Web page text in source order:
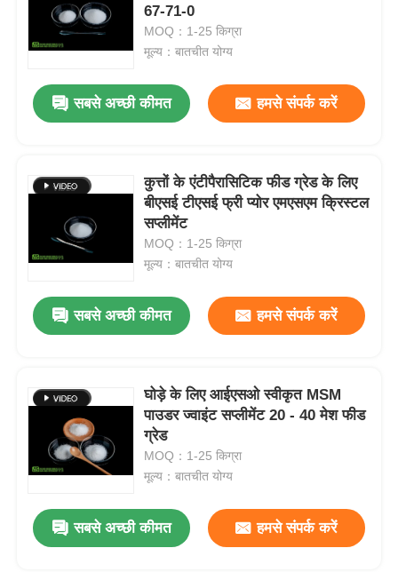
उत्पाद
वीडियो
हमारे बारे में
67-71-0
MOQ：1-25 किग्रा
मूल्य：बातचीत योग्य
सबसे अच्छी कीमत हमसे संपर्क करें
कुत्तों के एंटीपैरासिटिक फीड ग्रेड के लिए
बीएसई टीएसई फ्री प्योर एमएसएम क्रिस्टल
सप्लीमेंट
MOQ：1-25 किग्रा
मूल्य：बातचीत योग्य
सबसे अच्छी कीमत हमसे संपर्क करें
घोड़े के लिए आईएसओ स्वीकृत MSM
पाउडर ज्वाइंट सप्लीमेंट 20 - 40 मेश फीड
ग्रेड
MOQ：1-25 किग्रा
मूल्य：बातचीत योग्य
सबसे अच्छी कीमत हमसे संपर्क करें